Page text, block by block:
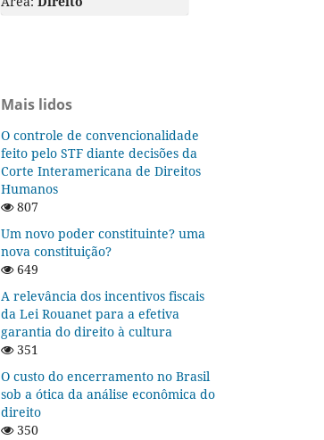
Mais lidos
O controle de convencionalidade
feito pelo STF diante decisões da
Corte Interamericana de Direitos
Humanos
807
Um novo poder constituinte? uma
nova constituição?
649
A relevância dos incentivos fiscais
da Lei Rouanet para a efetiva
garantia do direito à cultura
351
O custo do encerramento no Brasil
sob a ótica da análise econômica do
direito
350